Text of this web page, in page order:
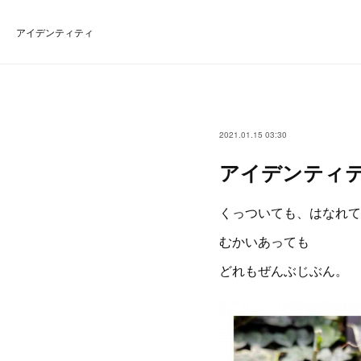
アイデンティティ
2021.01.15 03:30
アイデンティ
くっついても、はなれ
むかいあっても
どれもぜんぶじぶん。